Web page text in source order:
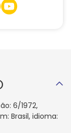
6/1972,
Brasil, idioma: